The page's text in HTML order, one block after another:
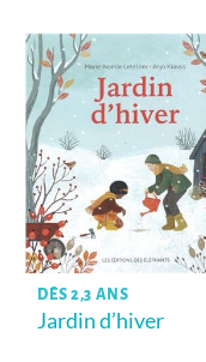
DÈS 2,3 ANS
Jardin d’hiver